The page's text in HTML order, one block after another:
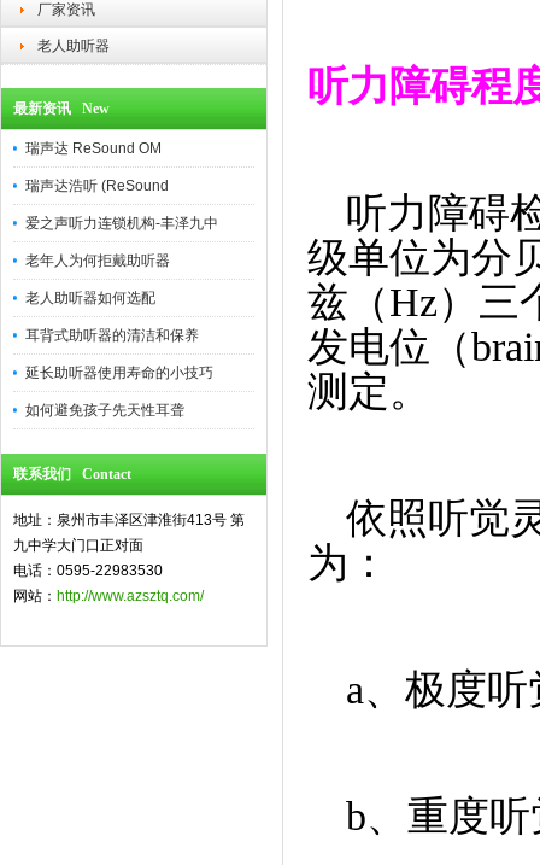
厂家资讯
老人助听器
最新资讯 New
瑞声达 ReSound OM
瑞声达浩听 (ReSound
爱之声听力连锁机构-丰泽九中
老年人为何拒戴助听器
老人助听器如何选配
耳背式助听器的清洁和保养
延长助听器使用寿命的小技巧
如何避免孩子先天性耳聋
联系我们 Contact
地址：泉州市丰泽区津淮街413号 第
九中学大门口正对面
电话：0595-22983530
网站： http://www.azsztq.com/
听力障碍程
听力障碍
级单位为分
兹（Hz）三
发电位（
测定。
依照听觉
为：
a、极度
b、重度